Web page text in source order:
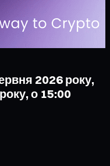
2026 року,
о 15:00